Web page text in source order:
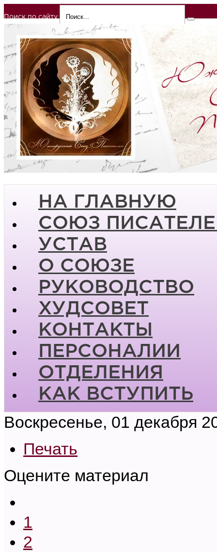
Поиск по сайту
НА ГЛАВНУЮ
СОЮЗ
УСТАВ
О СОЮЗЕ
РУКОВОДСТВО
ХУДСОВЕТ
КОНТАКТЫ
ПЕРСОНАЛИИ
ОТДЕЛЕНИЯ
КАК ВСТУПИТЬ
Воскресенье, 01 декабря
Печать
Оцените материал
1
2